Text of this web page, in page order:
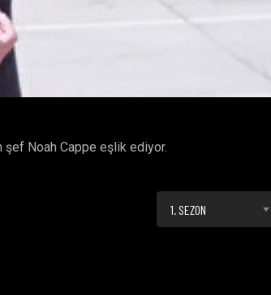
Noah Cappe eşlik ediyor.
1. SEZON